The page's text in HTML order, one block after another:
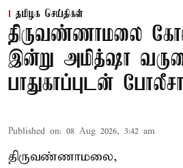
தமிழக செய்திகள்
திருவண்ணாமலை
இன்று அமித்ஷா
பாதுகாப்புடன்
Published on: 08 Aug 2026, 3:42 am
திருவண்ணாமலை,